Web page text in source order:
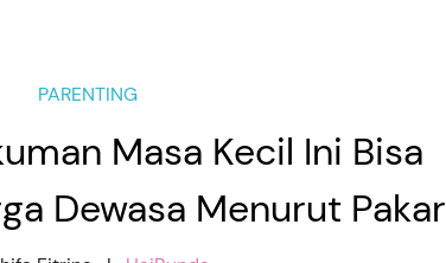
PARENTING
Masa Kecil Ini Bisa
Dewasa Menurut Pakar